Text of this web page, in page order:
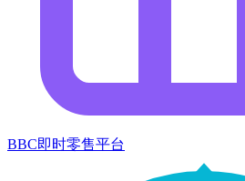
BBC即时零售平台